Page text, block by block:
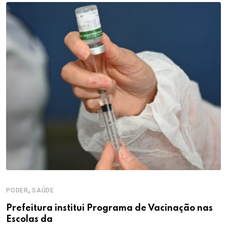
PODER, SAÚDE
Prefeitura institui Programa de Vacinação nas
Escolas da